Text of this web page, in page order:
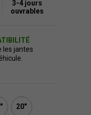
3-4 jours
ouvrables
les jantes
20"